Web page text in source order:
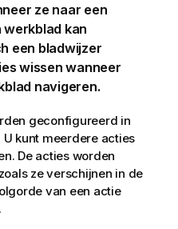
ze naar een
werkblad kan
een bladwijzer
wissen wanneer
navigeren.
geconfigureerd in
U kunt meerdere acties
De acties worden
ze verschijnen in de
van een actie